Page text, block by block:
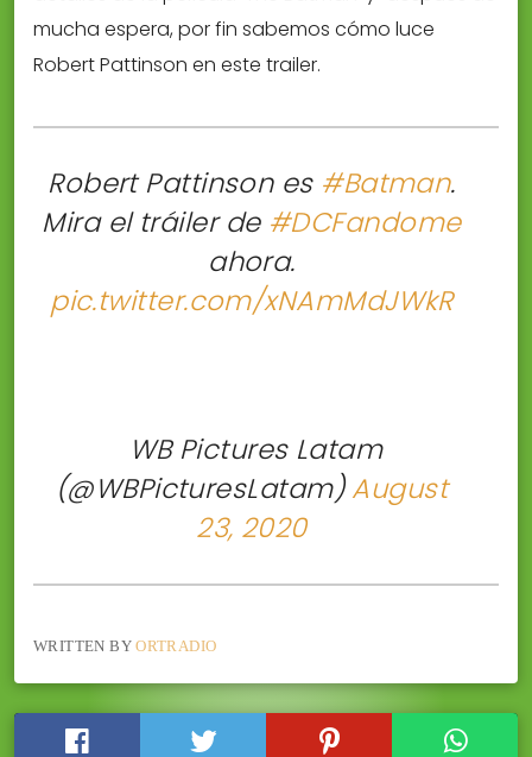
mucha espera, por fin sabemos cómo luce
Robert Pattinson en este trailer.
Robert Pattinson es #Batman.
Mira el tráiler de #DCFandome
ahora.
pic.twitter.com/xNAmMdJWkR
 WB Pictures Latam
(@WBPicturesLatam)August
23, 2020
WRITTEN BYORTRADIO